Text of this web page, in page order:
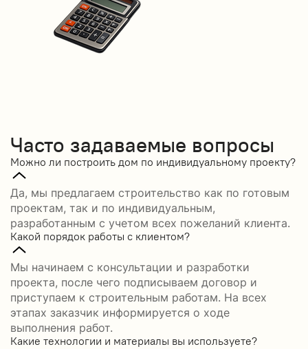
Часто задаваемые вопросы
Можно ли построить дом по индивидуальному проекту?
Да, мы предлагаем строительство как по готовым
проектам, так и по индивидуальным,
разработанным с учетом всех пожеланий клиента.
Какой порядок работы с клиентом?
Мы начинаем с консультации и разработки
проекта, после чего подписываем договор и
приступаем к строительным работам. На всех
этапах заказчик информируется о ходе
выполнения работ.
Какие технологии и материалы вы используете?